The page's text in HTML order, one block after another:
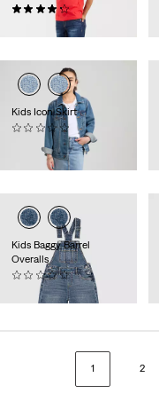
(76)
Kids Icon Skirt
(0)
€ 34,95
Kids Baggy Barrel
Overalls
(0)
€ 64,95
1 2